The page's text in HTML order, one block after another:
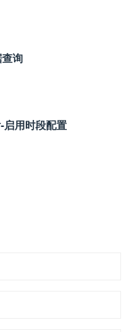
询
启用时段配置